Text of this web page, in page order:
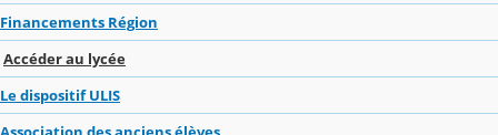
Financements Région
Accéder au lycée
Le dispositif ULIS